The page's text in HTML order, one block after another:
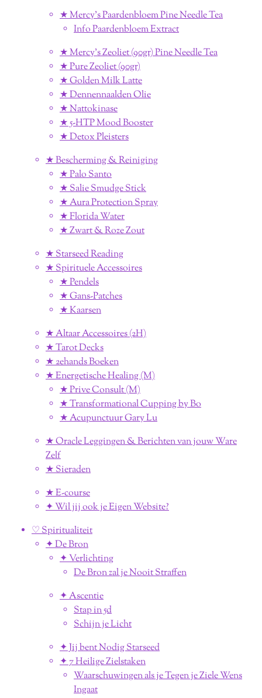
★ Mercy's Paardenbloem Pine Needle Tea
Info Paardenbloem Extract
★ Mercy's Zeoliet (90gr) Pine Needle Tea
★ Pure Zeoliet (90gr)
★ Golden Milk Latte
★ Dennennaalden Olie
★ Nattokinase
★ 5-HTP Mood Booster
★ Detox Pleisters
★ Bescherming & Reiniging
★ Palo Santo
★ Salie Smudge Stick
★ Aura Protection Spray
★ Florida Water
★ Zwart & Roze Zout
★ Starseed Reading
★ Spirituele Accessoires
★ Pendels
★ Gans-Patches
★ Kaarsen
★ Altaar Accessoires (2H)
★ Tarot Decks
★ 2ehands Boeken
★ Energetische Healing (M)
★ Prive Consult (M)
★ Transformational Cupping by Bo
★ Acupunctuur Gary Lu
★ Oracle Leggingen & Berichten van jouw Ware
Zelf
★ Sieraden
★ E-course
✦ Wil jij ook je Eigen Website?
♡ Spiritualiteit
✦ De Bron
✦ Verlichting
De Bron zal je Nooit Straffen
✦ Ascentie
Stap in 5d
Schijn je Licht
✦ Jij bent Nodig Starseed
✦ 7 Heilige Zielstaken
Waarschuwingen als je Tegen je Ziele Wens
Ingaat